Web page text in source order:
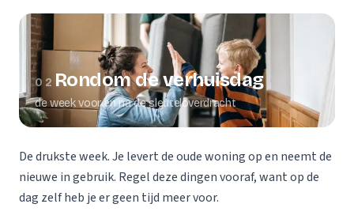
02 Rondom de verhuisdag
de week voor en na de sleuteloverdracht
De drukste week. Je levert de oude woning op en neemt de
nieuwe in gebruik. Regel deze dingen vooraf, want op de
dag zelf heb je er geen tijd meer voor.